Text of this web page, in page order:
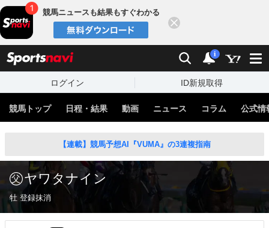
競馬ニュースも結果もすぐわかる
検索 通知
i
ログイン ID新規取得
競馬トップ 日程・結果 動画 ニュース コラム 公式情
【連載】競馬予想AI『VUMA』の3連複指南
ヤワタナイン
牡 登録抹消